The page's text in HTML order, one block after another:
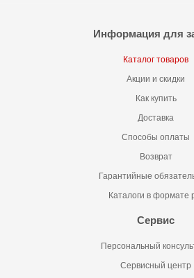
Информация для
Каталог товаров
Акции и скидки
Как купить
Доставка
Способы оплаты
Возврат
Гарантийные
Каталоги в формате
Сервис
Персональный
Сервисный центр